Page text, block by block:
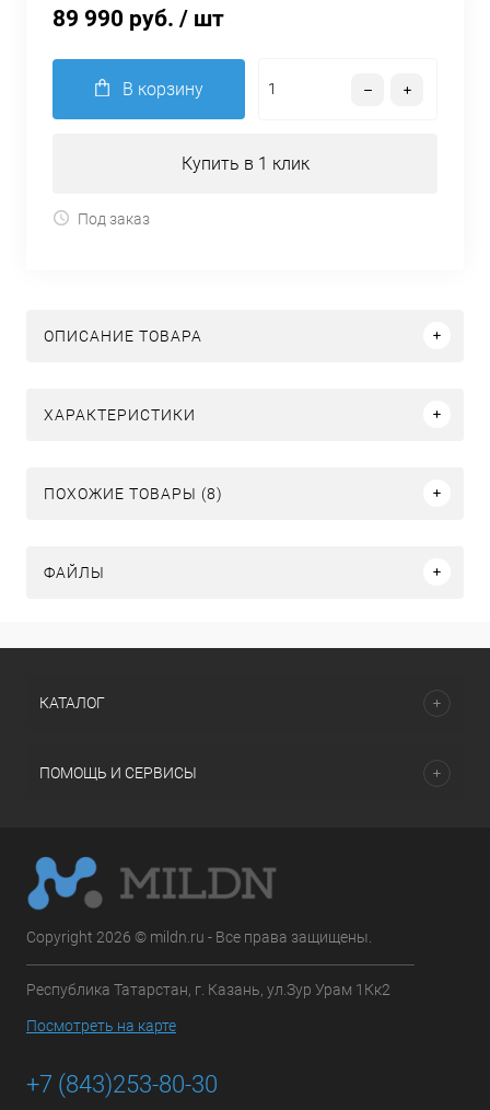
89 990 руб. / шт
В корзину
Купить в 1 клик
Под заказ
ОПИСАНИЕ ТОВАРА
ХАРАКТЕРИСТИКИ
ПОХОЖИЕ ТОВАРЫ (8)
ФАЙЛЫ
КАТАЛОГ
ПОМОЩЬ И СЕРВИСЫ
Copyright 2026 © mildn.ru - Все права защищены.
Республика Татарстан, г. Казань, ул.Зур Урам 1Кк2
Посмотреть на карте
+7 (843)253-80-30